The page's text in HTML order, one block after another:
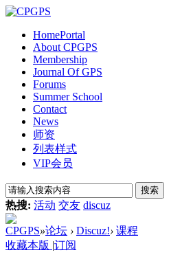
HomePortal
About CPGPS
Membership
Journal Of GPS
Forums
Summer School
Contact
News
师资
列表样式
VIP会员
搜索
热搜: 活动 交友 discuz
CPGPS»论坛 › Discuz!› 课程
收藏本版 |订阅